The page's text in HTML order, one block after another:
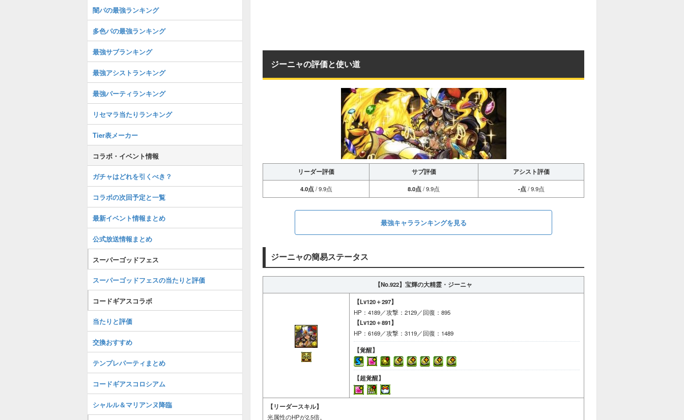
ジーニャの評価と使い道
リーダー評価 サブ評価
アシスト評価
4.0点/ 9.9点 8.0点/ 9.9点 -点/ 9.9点
最強キャラランキングを見る
ジーニャの簡易ステータス
【No.922】 宝輝の大精霊・ジーニャ
【Lv120＋297】
HP：4189／攻撃：2129／回復：895
【Lv120＋891】
HP：6169／攻撃：3119／回復：1489
【覚醒】
【超覚醒】
【リーダースキル】
光属性のHPが2.5倍。
闇パの最強ランキング
多色パの最強ランキング
最強サブランキング
最強アシストランキング
最強パーティランキング
リセマラ当たりランキング
Tier表メーカー
コラボ・イベント情報
ガチャはどれを引くべき？
コラボの次回予定と一覧
最新イベント情報まとめ
公式放送情報まとめ
スーパーゴッドフェス
スーパーゴッドフェスの当たりと評価
コードギアスコラボ
当たりと評価
交換おすすめ
テンプレパーティまとめ
コードギアスコロシアム
シャルル＆マリアンヌ降臨